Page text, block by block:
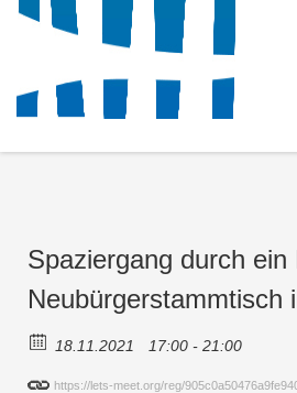
Spaziergang durch ein
Neubürgerstammtisch
18.11.2021 17:00 - 21:00
https://lets-meet.org/reg/